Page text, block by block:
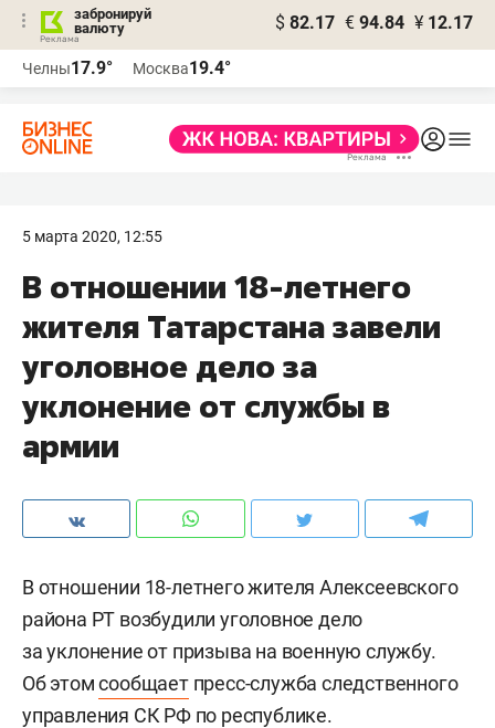
забронируй
валюту
$ 82.17 € 94.84 ¥ 12.17
Челны17.9° Москва19.4°
5 марта 2020, 12:55
В отношении 18-летнего
жителя Татарстана завели
уголовное дело за
уклонение от службы в
армии
В отношении 18-летнего жителя Алексеевского
района РТ возбудили уголовное дело
за уклонение от призыва на военную службу.
Об этомсообщаетпресс-служба следственного
управления СК РФ по республике.